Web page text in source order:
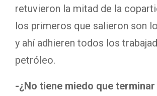
retuvieron la mitad de la
los primeros que salieron son
y ahí adhieren todos los
petróleo.
-¿No tiene miedo que